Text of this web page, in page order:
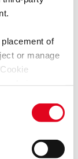
placement of
or manage
choose, the full
of this
to third
Google'ın
etmiş